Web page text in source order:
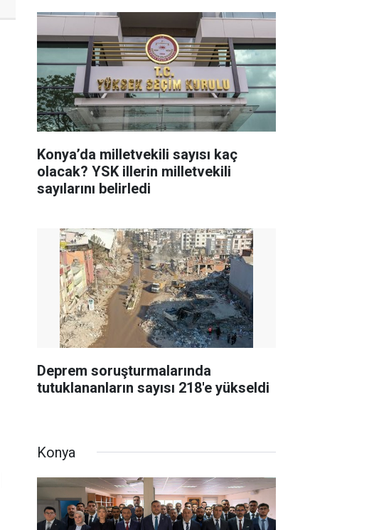
Konya’da milletvekili sayısı kaç
olacak? YSK illerin milletvekili
sayılarını belirledi
Deprem soruşturmalarında
tutuklananların sayısı 218'e yükseldi
Konya